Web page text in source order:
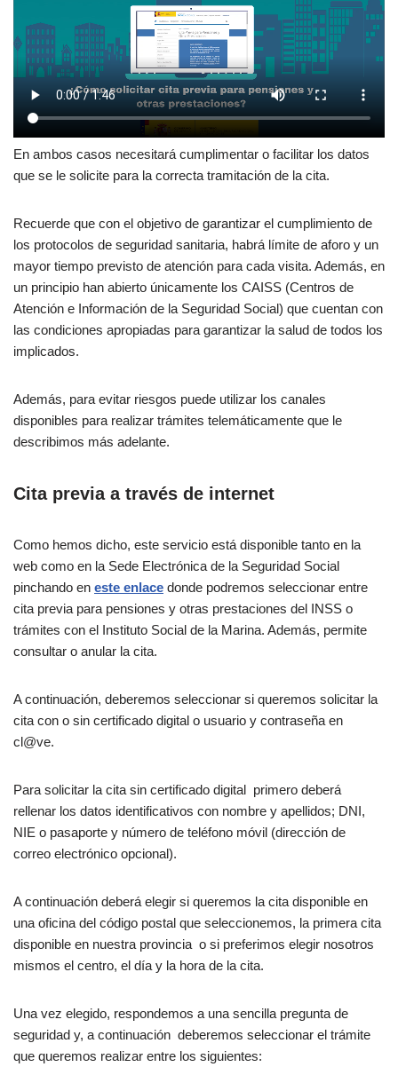
En ambos casos necesitará cumplimentar o facilitar los datos
que se le solicite para la correcta tramitación de la cita.
Recuerde que con el objetivo de garantizar el cumplimiento de
los protocolos de seguridad sanitaria, habrá límite de aforo y un
mayor tiempo previsto de atención para cada visita. Además, en
un principio han abierto únicamente los CAISS (Centros de
Atención e Información de la Seguridad Social) que cuentan con
las condiciones apropiadas para garantizar la salud de todos los
implicados.
Además, para evitar riesgos puede utilizar los canales
disponibles para realizar trámites telemáticamente que le
describimos más adelante.
Cita previa a través de internet
Como hemos dicho, este servicio está disponible tanto en la
web como en la Sede Electrónica de la Seguridad Social
pinchando en este enlace donde podremos seleccionar entre
cita previa para pensiones y otras prestaciones del INSS o
trámites con el Instituto Social de la Marina. Además, permite
consultar o anular la cita.
A continuación, deberemos seleccionar si queremos solicitar la
cita con o sin certificado digital o usuario y contraseña en
cl@ve.
Para solicitar la cita sin certificado digital primero deberá
rellenar los datos identificativos con nombre y apellidos; DNI,
NIE o pasaporte y número de teléfono móvil (dirección de
correo electrónico opcional).
A continuación deberá elegir si queremos la cita disponible en
una oficina del código postal que seleccionemos, la primera cita
disponible en nuestra provincia o si preferimos elegir nosotros
mismos el centro, el día y la hora de la cita.
Una vez elegido, respondemos a una sencilla pregunta de
seguridad y, a continuación deberemos seleccionar el trámite
que queremos realizar entre los siguientes: